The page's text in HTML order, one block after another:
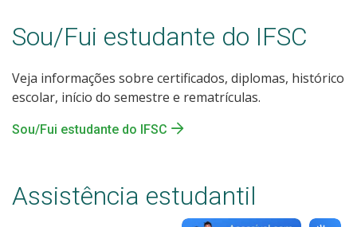
Sou/Fui estudante do IFSC
Veja informações sobre certificados, diplomas, histórico
escolar, início do semestre e rematrículas.
Sou/Fui estudante do IFSC
Assistência estudantil